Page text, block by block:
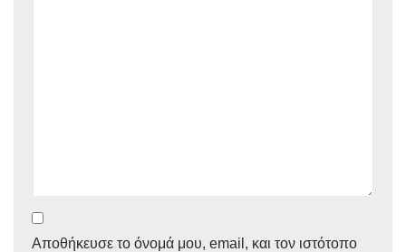
Αποθήκευσε το όνομά μου, email, και τον ιστότοπο